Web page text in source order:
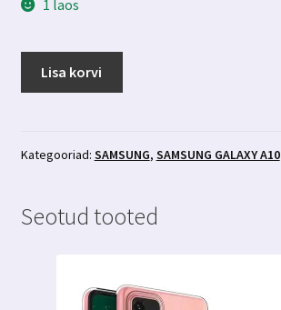
1 laos
CARBON
Lisa korvi
Kategooriad: SAMSUNG, SAMSUNG GALAXY A10
Seotud tooted